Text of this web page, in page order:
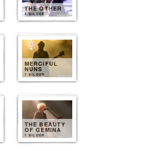
THE OTHER
8 BILDER
MERCIFUL
NUNS
7 BILDER
THE BEAUTY
OF GEMINA
7 BILDER